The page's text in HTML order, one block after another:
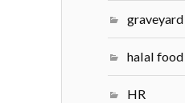
graveyard
halal food
HR